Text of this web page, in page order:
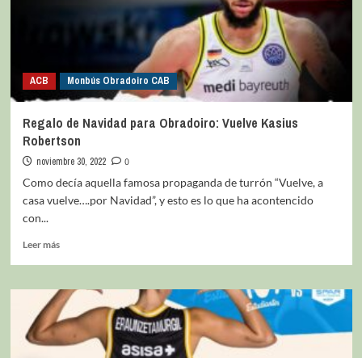
ACB Monbús Obradoiro CAB
Regalo de Navidad para Obradoiro: Vuelve Kasius
Robertson
noviembre 30, 2022
0
Como decía aquella famosa propaganda de turrón “Vuelve, a
casa vuelve….por Navidad”, y esto es lo que ha acontencido
con...
Leer más